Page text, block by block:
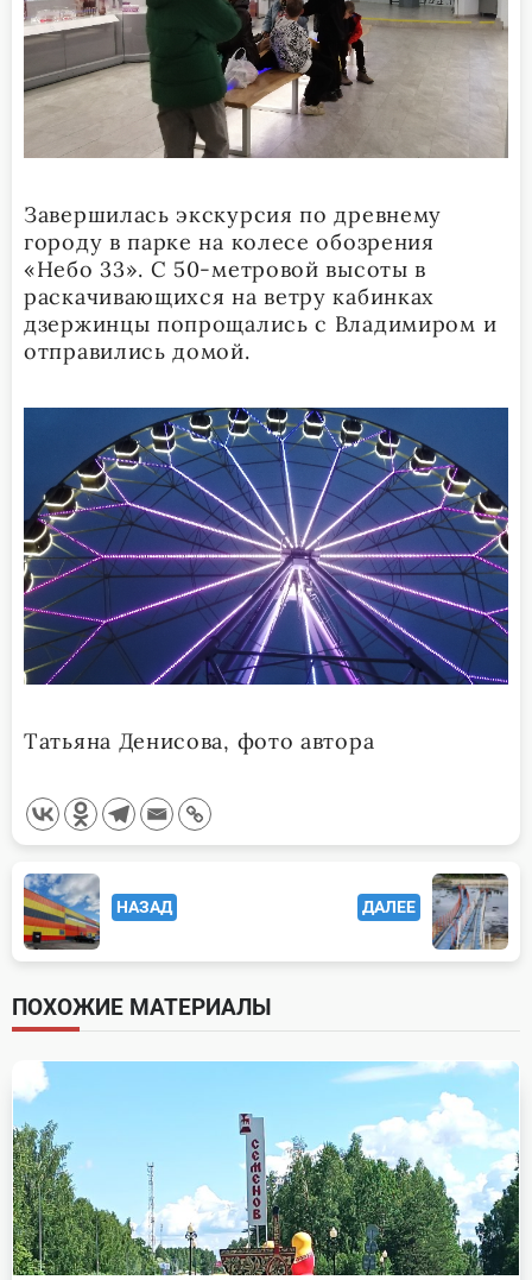
Завершилась экскурсия по древнему
городу в парке на колесе обозрения
«Небо 33». С 50-метровой высоты в
раскачивающихся на ветру кабинках
дзержинцы попрощались с Владимиром и
отправились домой.
Татьяна Денисова, фото автора
<span
class="nav-
subtitle
screen-
reader-
text">Page</span>
НАЗАД ДАЛЕЕ
ПОХОЖИЕ МАТЕРИАЛЫ